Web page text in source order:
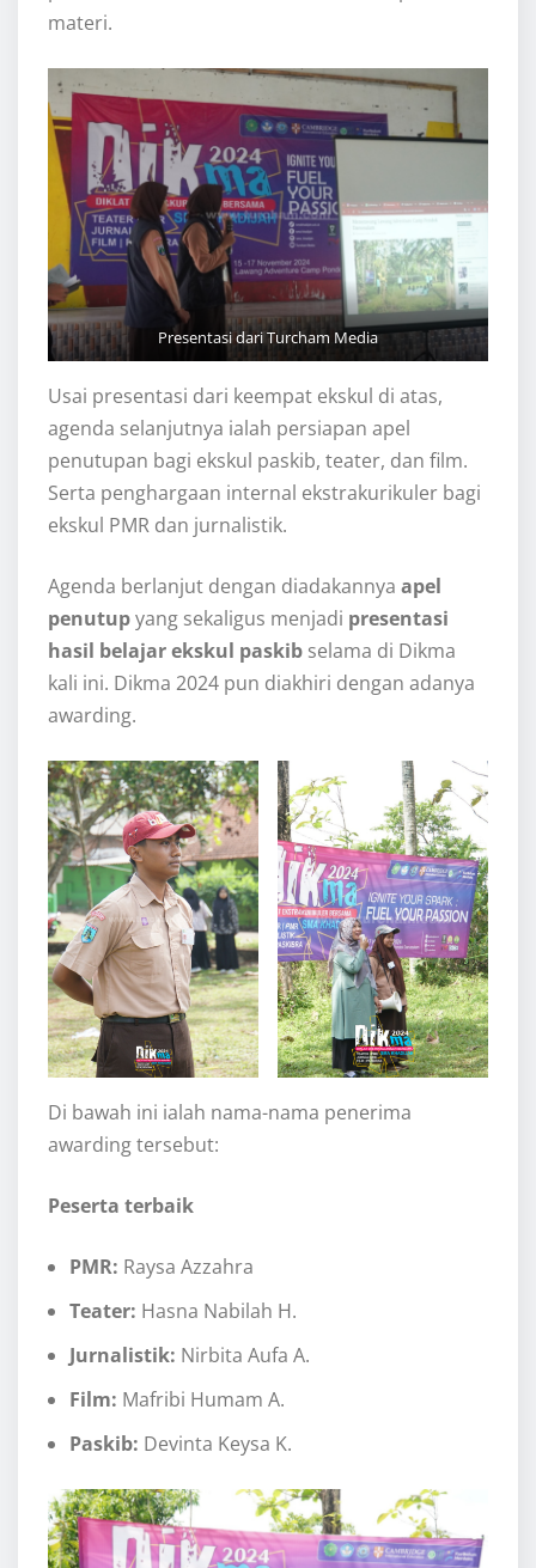
materi.
Presentasi dari Turcham Media
Usai presentasi dari keempat ekskul di atas,
agenda selanjutnya ialah persiapan apel
penutupan bagi ekskul paskib, teater, dan film.
Serta penghargaan internal ekstrakurikuler bagi
ekskul PMR dan jurnalistik.
Agenda berlanjut dengan diadakannya apel
penutupyang sekaligus menjadi presentasi
hasil belajar ekskul paskib selama di Dikma
kali ini. Dikma 2024 pun diakhiri dengan adanya
awarding.
Di bawah ini ialah nama-nama penerima
awarding tersebut:
Peserta terbaik
PMR: Raysa Azzahra
Teater: Hasna Nabilah H.
Jurnalistik: Nirbita Aufa A.
Film: Mafribi Humam A.
Paskib: Devinta Keysa K.